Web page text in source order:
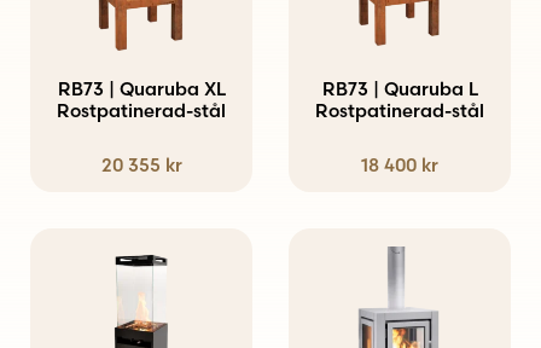
RB73 | Quaruba XL
Rostpatinerad-stål
20 355 kr
RB73 | Quaruba L
Rostpatinerad-stål
18 400 kr